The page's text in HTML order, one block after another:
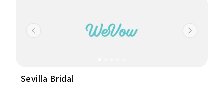
Previous Next
Sevilla Bridal